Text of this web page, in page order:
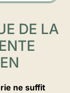
DE LA
ne suffit